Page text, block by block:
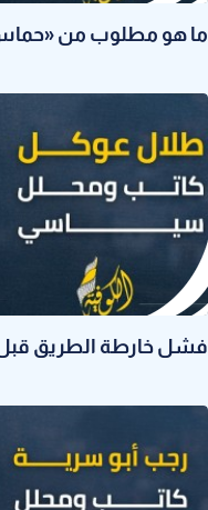
ما هو مطلوب من
فشل خارطة الطريق قبل